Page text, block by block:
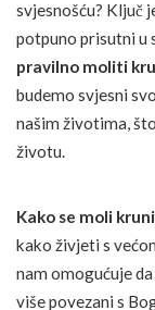
svjesnošću? Ključ
potpuno prisutni u
pravilno moliti
budemo svjesni
našim životima,
životu.
Kako se moli
kako živjeti s
nam omogućuje
više povezani s